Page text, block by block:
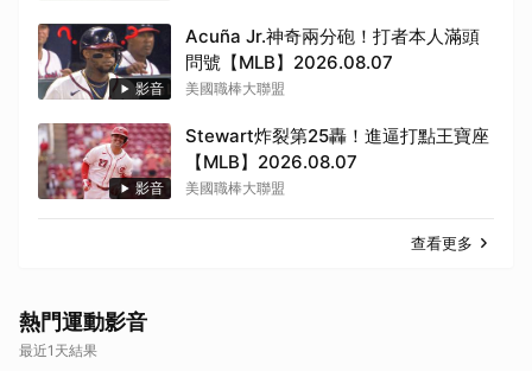
影音
Acuña Jr.神奇兩分砲！打者本人滿頭
問號【MLB】2026.08.07
美國職棒大聯盟
影音
Stewart炸裂第25轟！進逼打點王寶座
【MLB】2026.08.07
美國職棒大聯盟
查看更多
熱門運動影音
最近1天結果